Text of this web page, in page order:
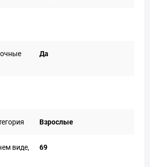
Да
Взрослые
виде,
69